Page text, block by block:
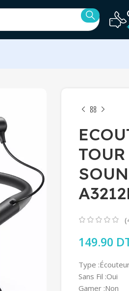
(
149.90
Type
Sans Fil :Oui
Gamer :Non